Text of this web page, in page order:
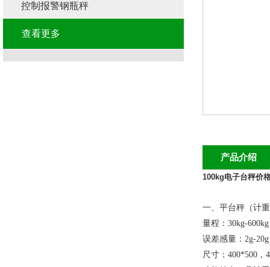
产品介绍
100kg电子台秤价
一、 平台秤 （计
量程：30kg-600kg
误差感量：2g-20g
尺寸：400*500，
控制报警钢瓶秤
查看更多